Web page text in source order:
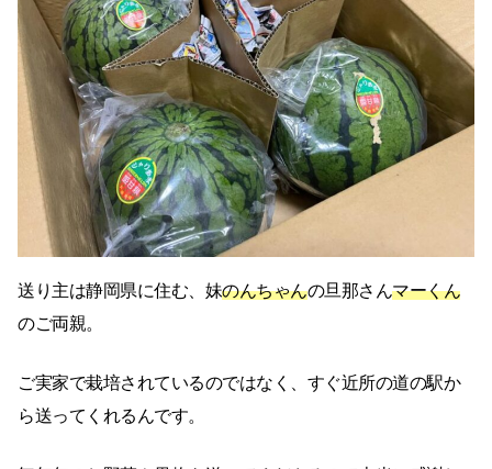
送り主は静岡県に住む、妹のんちゃんの旦那さんマーくん
のご両親。
ご実家で栽培されているのではなく、すぐ近所の道の駅か
ら送ってくれるんです。